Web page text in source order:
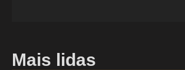
Mais lidas